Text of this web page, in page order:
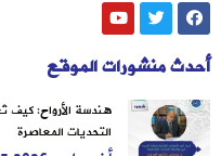
أحدث منشورات الموقع
هندسة الأرواح: كيف
التحديات المعاصرة